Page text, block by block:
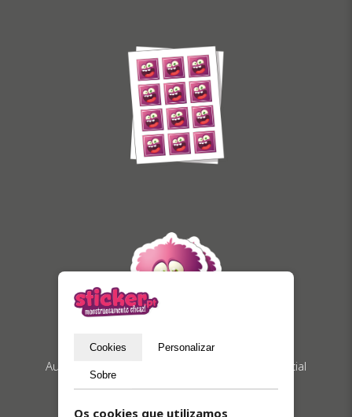
Autocolantes personalizados com corte especial
Cookies Personalizar
Sobre
Os cookies que utilizamos